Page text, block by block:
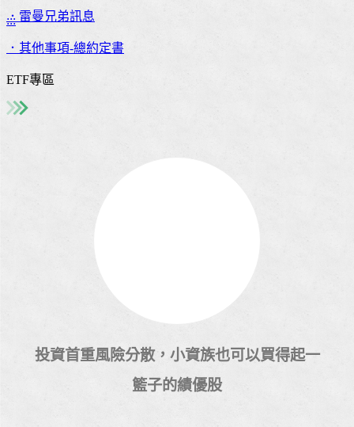
:::
．雷曼兄弟訊息
．其他事項-總約定書
ETF專區
投資首重風險分散，小資族也可以買得起一
籃子的績優股